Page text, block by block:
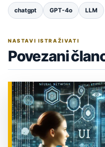
chatgpt GPT-4o LLM
NASTAVI ISTRAŽIVATI
Povezani